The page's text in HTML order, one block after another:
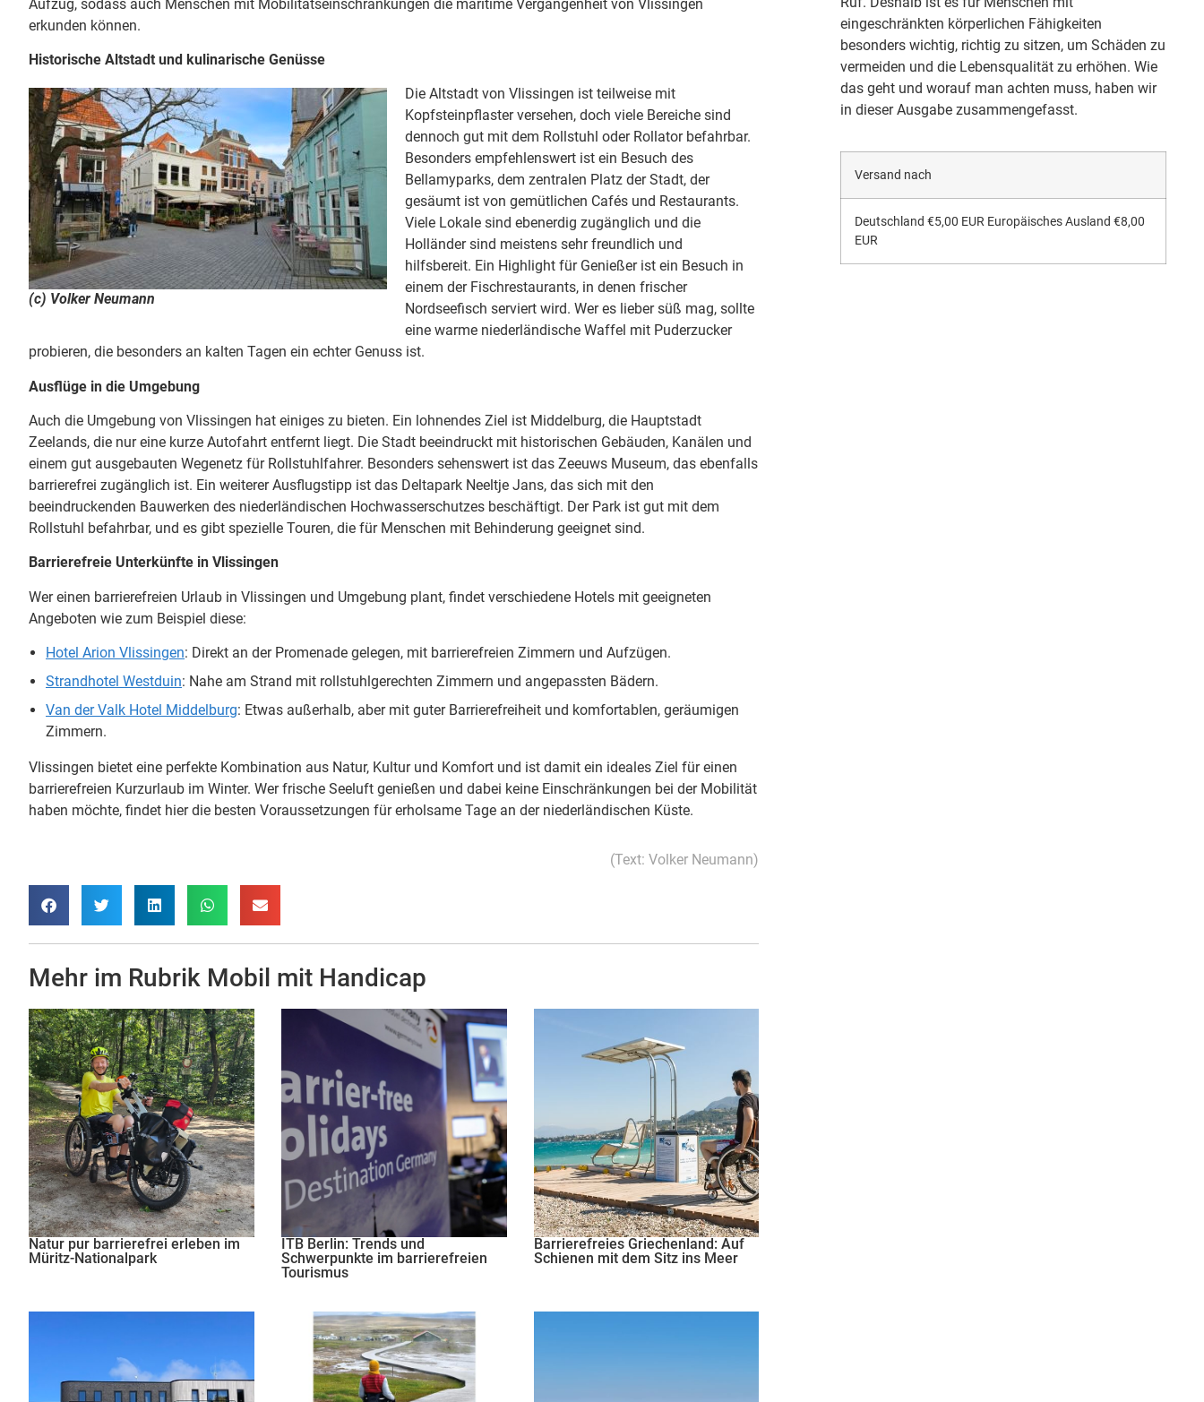
Aufzug, sodass auch Menschen mit Mobilitätseinschränkungen die maritime Vergangenheit von Vlissingen
erkunden können.
Historische Altstadt und kulinarische Genüsse
(c) Volker Neumann
Die Altstadt von Vlissingen ist teilweise mit
Kopfsteinpflaster versehen, doch viele Bereiche sind
dennoch gut mit dem Rollstuhl oder Rollator befahrbar.
Besonders empfehlenswert ist ein Besuch des
Bellamyparks, dem zentralen Platz der Stadt, der
gesäumt ist von gemütlichen Cafés und Restaurants.
Viele Lokale sind ebenerdig zugänglich und die
Holländer sind meistens sehr freundlich und
hilfsbereit. Ein Highlight für Genießer ist ein Besuch in
einem der Fischrestaurants, in denen frischer
Nordseefisch serviert wird. Wer es lieber süß mag, sollte
eine warme niederländische Waffel mit Puderzucker
probieren, die besonders an kalten Tagen ein echter Genuss ist.
Ausflüge in die Umgebung
Auch die Umgebung von Vlissingen hat einiges zu bieten. Ein lohnendes Ziel ist Middelburg, die Hauptstadt
Zeelands, die nur eine kurze Autofahrt entfernt liegt. Die Stadt beeindruckt mit historischen Gebäuden, Kanälen und
einem gut ausgebauten Wegenetz für Rollstuhlfahrer. Besonders sehenswert ist das Zeeuws Museum, das ebenfalls
barrierefrei zugänglich ist. Ein weiterer Ausflugstipp ist das Deltapark Neeltje Jans, das sich mit den
beeindruckenden Bauwerken des niederländischen Hochwasserschutzes beschäftigt. Der Park ist gut mit dem
Rollstuhl befahrbar, und es gibt spezielle Touren, die für Menschen mit Behinderung geeignet sind.
Barrierefreie Unterkünfte in Vlissingen
Wer einen barrierefreien Urlaub in Vlissingen und Umgebung plant, findet verschiedene Hotels mit geeigneten
Angeboten wie zum Beispiel diese:
Hotel Arion Vlissingen: Direkt an der Promenade gelegen, mit barrierefreien Zimmern und Aufzügen.
Strandhotel Westduin: Nahe am Strand mit rollstuhlgerechten Zimmern und angepassten Bädern.
Van der Valk Hotel Middelburg: Etwas außerhalb, aber mit guter Barrierefreiheit und komfortablen, geräumigen
Zimmern.
Vlissingen bietet eine perfekte Kombination aus Natur, Kultur und Komfort und ist damit ein ideales Ziel für einen
barrierefreien Kurzurlaub im Winter. Wer frische Seeluft genießen und dabei keine Einschränkungen bei der Mobilität
haben möchte, findet hier die besten Voraussetzungen für erholsame Tage an der niederländischen Küste.
(Text: Volker Neumann)
Mehr im Rubrik Mobil mit Handicap
Natur pur barrierefrei erleben im
Müritz-Nationalpark
ITB Berlin: Trends und
Schwerpunkte im barrierefreien
Tourismus
Barrierefreies Griechenland: Auf
Schienen mit dem Sitz ins Meer
eingeschränkten körperlichen Fähigkeiten
besonders wichtig, richtig zu sitzen, um Schäden zu
vermeiden und die Lebensqualität zu erhöhen. Wie
das geht und worauf man achten muss, haben wir
in dieser Ausgabe zusammengefasst.
Versand nach
Deutschland €5,00 EUR Europäisches Ausland €8,00
EUR